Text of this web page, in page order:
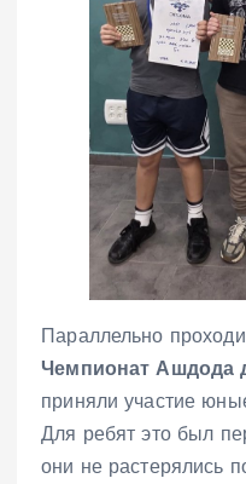
Параллельно
Чемпионат Ашдода
приняли участие
Для ребят это был
они не растерялись